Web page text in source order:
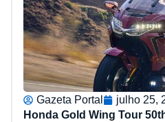
Gazeta Portal julho 25,
Honda Gold Wing Tour